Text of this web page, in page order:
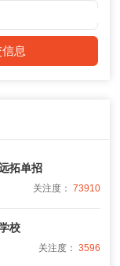
息
拓单招
关注度： 73910
校
关注度： 3596